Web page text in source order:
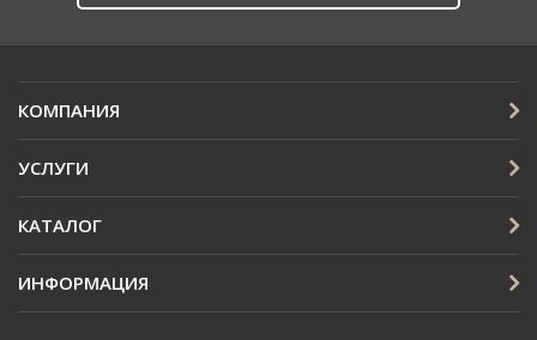
КОМПАНИЯ
УСЛУГИ
КАТАЛОГ
ИНФОРМАЦИЯ